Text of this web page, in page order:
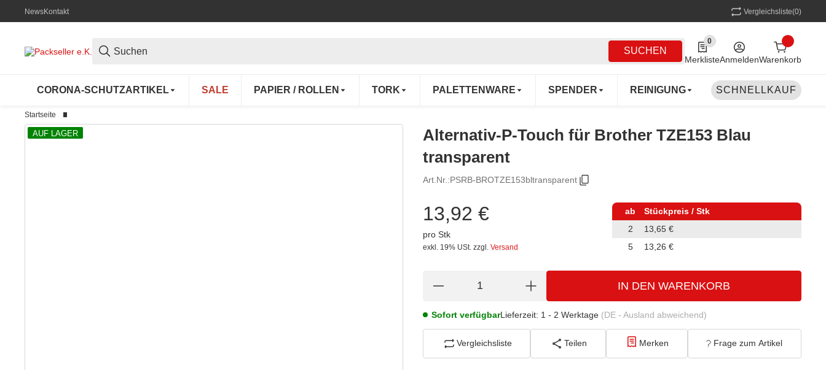
NewsKontakt Vergleichsliste(0)
SUCHEN
0
0 Produkte in der Liste
MerklisteAnmeldenWarenkorb
CORONA-SCHUTZARTIKEL SALE PAPIER / ROLLEN TORK PALETTENWARE SPENDER REINIGUNG MEHRWEG
SCHNELLKAUF
Startseite
AUF LAGER
Alternativ-P-Touch für Brother TZE153 Blau
transparent
Art.Nr.:PSRB-BROTZE153bltransparent
13,92 €
pro Stk
exkl. 19% USt. zzgl. Versand
ab
Stückpreis / Stk
2
13,65 €
5
13,26 €
IN DEN WARENKORB
Sofort verfügbarLieferzeit: 1 - 2 Werktage (DE - Ausland abweichend)
Vergleichsliste Teilen Merken Frage zum Artikel